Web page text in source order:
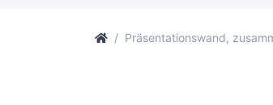
Präsentationswand,